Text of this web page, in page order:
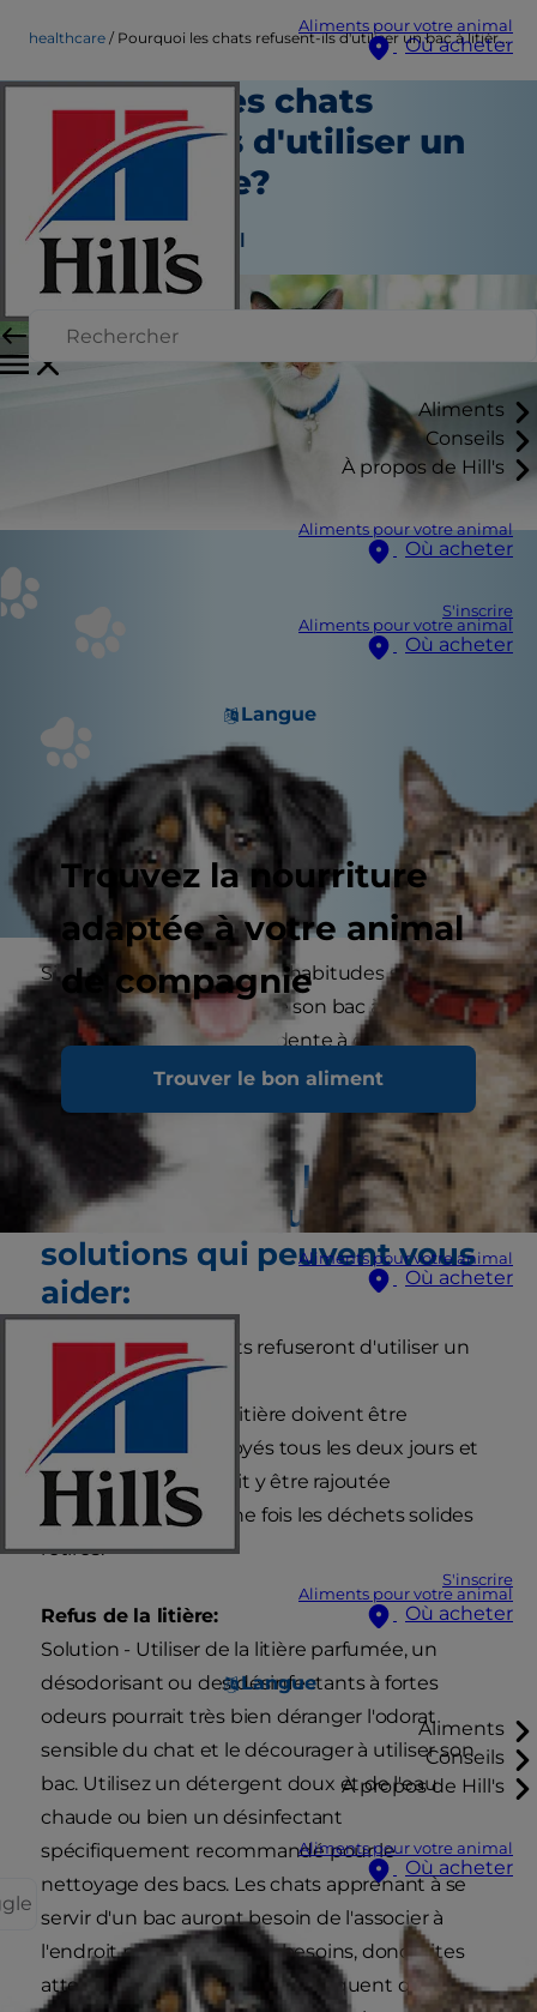
Aliments pour votre animal
Où acheter
Aliments
Conseils
À propos de Hill's
Aliments pour votre animal
Où acheter
S'inscrire
Aliments pour votre animal
Où acheter
Langue
Trouvez la nourriture
adaptée à votre animal
de compagnie
Trouver le bon aliment
Aliments pour votre animal
Où acheter
S'inscrire
Aliments pour votre animal
Où acheter
Langue
Aliments
Conseils
À propos de Hill's
Aliments pour votre animal
Où acheter
healthcare Pourquoi les chats refusent-ils d'utiliser un bac à litière?
Pourquoi les chats
refusent-ils d'utiliser un
bac à litière?
Soins de santé
Auteur du personnel
Si votre chat a changé ses habitudes sanitaires
et refuse de faire usage de son bac à litière, il
doit y avoir une raison évidente à cela. Même s'il
a récemment commencé à faire ses besoins
ailleurs dans la maison.
Voici les raisons les plus
fréquentes et quelques
solutions qui peuvent vous
aider:
Un bac sale:Les chats refuseront d'utiliser un
bac s'il est trop sale.
Solution - Les bacs à litière doivent être
complètement nettoyés tous les deux jours et
de la litière fraîche doit y être rajoutée
quotidiennement, une fois les déchets solides
retirés.
Refus de la litière:
Solution - Utiliser de la litière parfumée, un
désodorisant ou des désinfectants à fortes
odeurs pourrait très bien déranger l'odorat
sensible du chat et le décourager à utiliser son
bac. Utilisez un détergent doux et de l'eau
chaude ou bien un désinfectant
spécifiquement recommandé pour le
nettoyage des bacs. Les chats apprenant à se
servir d'un bac auront besoin de l'associer à
l'endroit prévu pour leurs besoins, donc faites
attention au nettoyage trop fréquent qui